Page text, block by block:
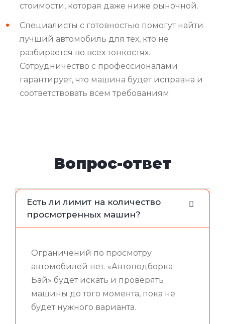
стоимости, которая даже ниже рыночной.
Специалисты с готовностью помогут найти
лучший автомобиль для тех, кто не
разбирается во всех тонкостях.
Сотрудничество с профессионалами
гарантирует, что машина будет исправна и
соответствовать всем требованиям.
Вопрос-ответ
Есть ли лимит на количество
просмотренных машин?
Ограничений по просмотру
автомобилей нет. «Автоподборка
Бай» будет искать и проверять
машины до того момента, пока не
будет нужного варианта.